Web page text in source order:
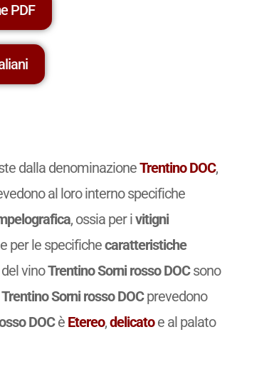
PDF
dalla denominazioneTrentino DOC,
al loro interno specifiche
, ossia per ivitigni
per le specifichecaratteristiche
vinoTrentino Sorni rosso DOCsono
Trentino Sorni rosso DOCprevedono
DOCè Etereo,delicatoe al palato